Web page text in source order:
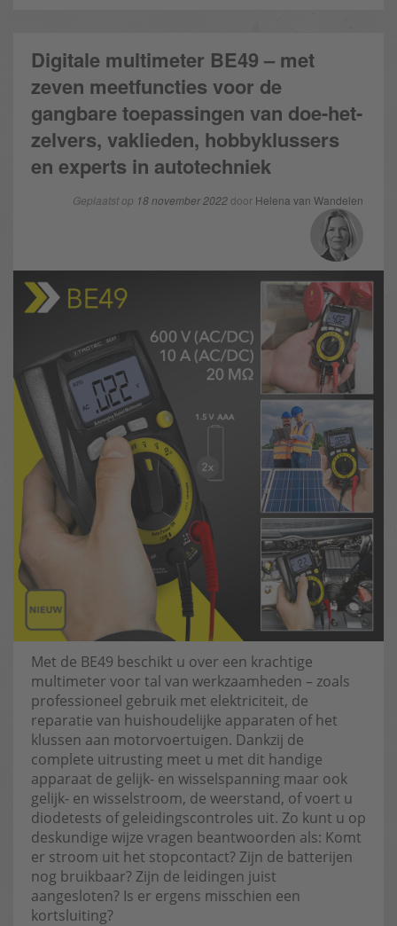
Digitale multimeter BE49 – met
zeven meetfuncties voor de
gangbare toepassingen van doe-het-
zelvers, vaklieden, hobbyklussers
en experts in autotechniek
Geplaatst op 18 november 2022door Helena van Wandelen
Met de BE49 beschikt u over een krachtige
multimeter voor tal van werkzaamheden – zoals
professioneel gebruik met elektriciteit, de
reparatie van huishoudelijke apparaten of het
klussen aan motorvoertuigen. Dankzij de
complete uitrusting meet u met dit handige
apparaat de gelijk- en wisselspanning maar ook
gelijk- en wisselstroom, de weerstand, of voert u
diodetests of geleidingscontroles uit. Zo kunt u op
deskundige wijze vragen beantwoorden als: Komt
er stroom uit het stopcontact? Zijn de batterijen
nog bruikbaar? Zijn de leidingen juist
aangesloten? Is er ergens misschien een
kortsluiting?